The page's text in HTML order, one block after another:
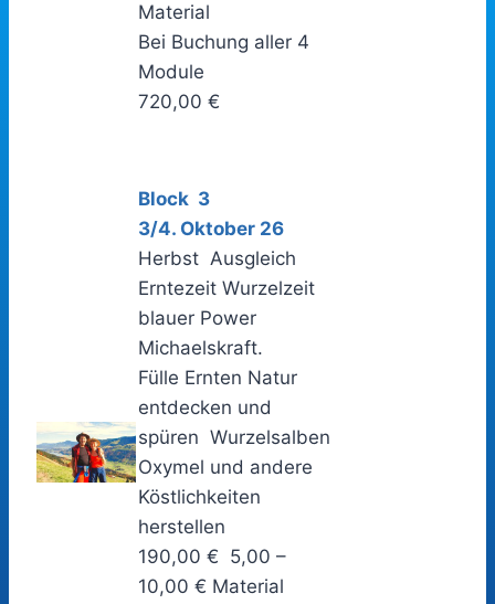
Material
Bei Buchung aller 4
Module
720,00 €
Block 3
3/4. Oktober 26
Herbst Ausgleich
Erntezeit Wurzelzeit
blauer Power
Michaelskraft.
Fülle Ernten Natur
entdecken und
spüren Wurzelsalben
Oxymel und andere
Köstlichkeiten
herstellen
190,00 € 5,00 –
10,00 € Material